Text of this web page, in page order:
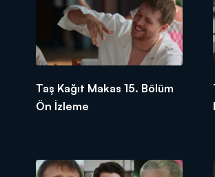
Taş Kağıt Makas 15. Bölüm
Ön İzleme